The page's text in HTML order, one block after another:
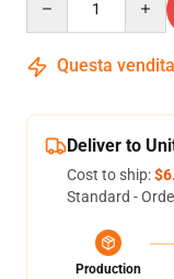
Questa
Deliver to
Cost to ship:
Standard -
Production